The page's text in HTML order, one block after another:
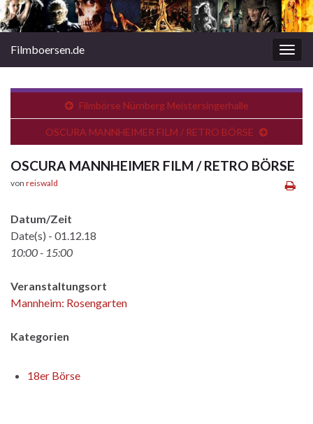
Filmboersen.de
Filmbörse Nürnberg Meistersingerhalle
OSCURA MANNHEIMER FILM / RETRO BÖRSE
OSCURA MANNHEIMER FILM / RETRO BÖRSE
von reiswald
Datum/Zeit
Date(s) - 01.12.18
10:00 - 15:00
Veranstaltungsort
Mannheim: Rosengarten
Kategorien
18er Börse